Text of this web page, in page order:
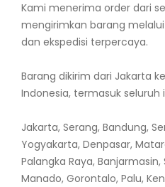
Kami menerima order dari
mengirimkan barang
dan ekspedisi terpercaya.
Barang dikirim dari Jakarta
Indonesia, termasuk seluruh
Jakarta, Serang, Bandung,
Yogyakarta, Denpasar,
Palangka Raya,
Manado, Gorontalo, Palu,